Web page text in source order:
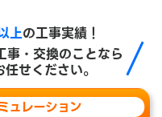
上の工事実績！
事・交換のことなら
せください。
ュレーション